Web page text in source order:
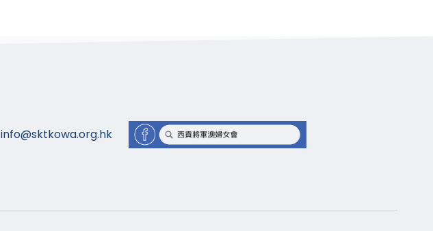
info@sktkowa.org.hk